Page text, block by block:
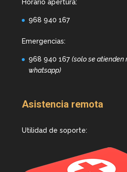
Horario apertura:
968 940 167
Emergencias:
968 940 167 (solo se atienden
whatsapp)
Asistencia remota
Utilidad de soporte: